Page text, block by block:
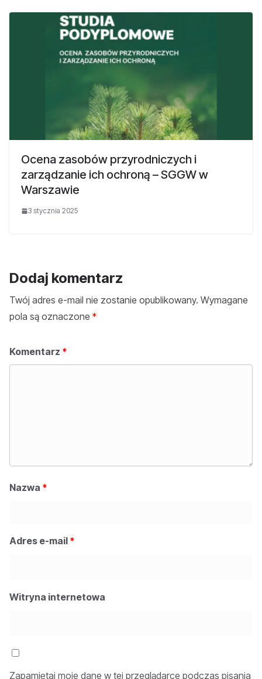
Ocena zasobów przyrodniczych i
zarządzanie ich ochroną – SGGW w
Warszawie
3 stycznia 2025
Dodaj komentarz
Twój adres e-mail nie zostanie opublikowany. Wymagane
pola są oznaczone *
Komentarz *
Nazwa *
Adres e-mail *
Witryna internetowa
Zapamiętaj moje dane w tej przeglądarce podczas pisania